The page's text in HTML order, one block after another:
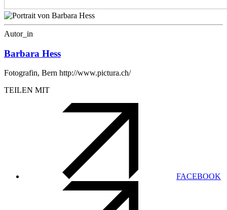
Autor_in
Barbara Hess
Fotografin, Bern http://www.pictura.ch/
TEILEN MIT
FACEBOOK